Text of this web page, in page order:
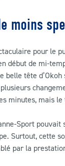
moins
pour le
début de mi-
belle tête
minutes, mais
Sport
Surtout, cette
par la